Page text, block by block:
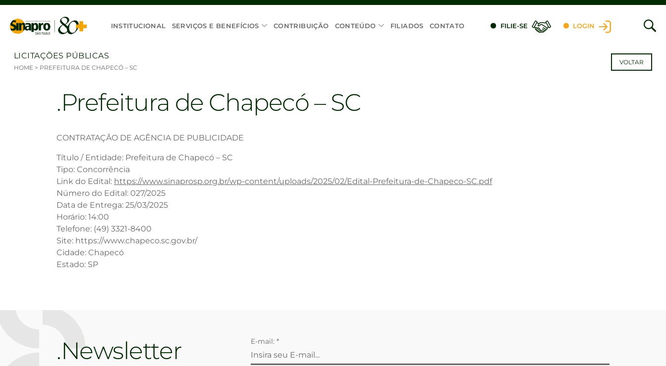
Ir para o conteúdo
INSTITUCIONAL SERVIÇOS E BENEFÍCIOS CONTRIBUIÇÃO CONTEÚDO FILIADOS CONTATO FILIE-SE LOGIN
LICITAÇÕES PÚBLICAS
HOME > PREFEITURA DE CHAPECÓ – SC
VOLTAR
Prefeitura de Chapecó – SC
CONTRATAÇÃO DE AGÊNCIA DE PUBLICIDADE
Título / Entidade: Prefeitura de Chapecó – SC
Tipo: Concorrência
Link do Edital: https://www.sinaprosp.org.br/wp-content/uploads/2025/02/Edital-Prefeitura-de-Chapeco-SC.pdf
Número do Edital: 027/2025
Data de Entrega: 25/03/2025
Horário: 14:00
Telefone: (49) 3321-8400
Site: https://www.chapeco.sc.gov.br/
Cidade: Chapecó
Estado: SP
Newsletter E-mail: *